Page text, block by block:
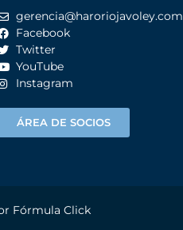
gerencia@haroriojavoley.com
Facebook
Twitter
YouTube
Instagram
ÁREA DE SOCIOS
Fórmula Click